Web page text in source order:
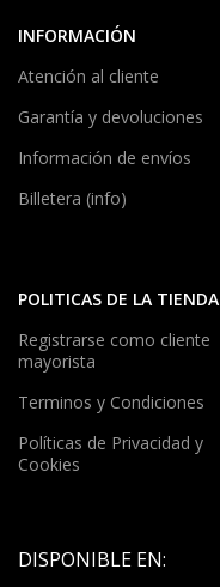
INFORMACIÓN
Atención al cliente
Garantía y devoluciones
Información de envíos
Billetera (info)
POLITICAS DE LA TIENDA
Registrarse como cliente
mayorista
Terminos y Condiciones
Políticas de Privacidad y
Cookies
DISPONIBLE EN: